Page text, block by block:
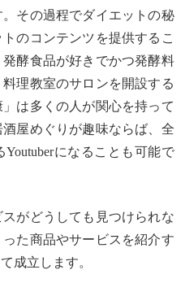
その過程でダイエットの秘
のコンテンツを提供するこ
酵食品が好きでかつ発酵料
理教室のサロンを開設する
は多くの人が関心を持って
屋めぐりが趣味ならば、全
になることも可能で
がどうしても見つけられな
た商品やサービスを紹介す
成立します。